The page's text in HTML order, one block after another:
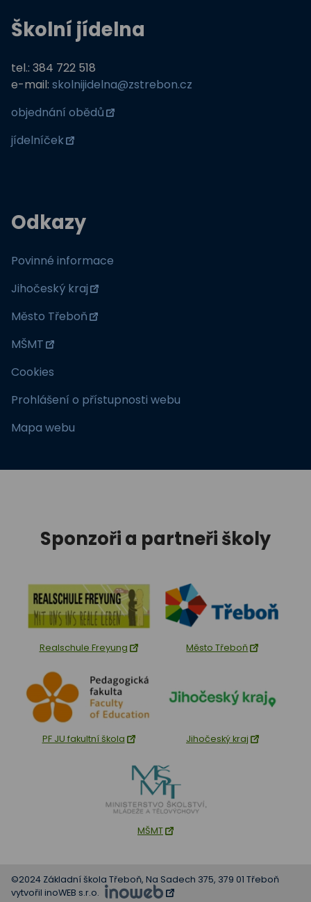
Školní jídelna
tel.: 384 722 518
e-mail: skolnijidelna@zstrebon.cz
objednání obědů
jídelníček
Odkazy
Povinné informace
Jihočeský kraj
Město Třeboň
MŠMT
Cookies
Prohlášení o přístupnosti webu
Mapa webu
Sponzoři a partneři školy
Realschule Freyung Město Třeboň
PF JU fakultní škola Jihočeský kraj
MŠMT
©2024 Základní škola Třeboň, Na Sadech 375, 379 01 Třeboň
vytvořil inoWEB s.r.o.